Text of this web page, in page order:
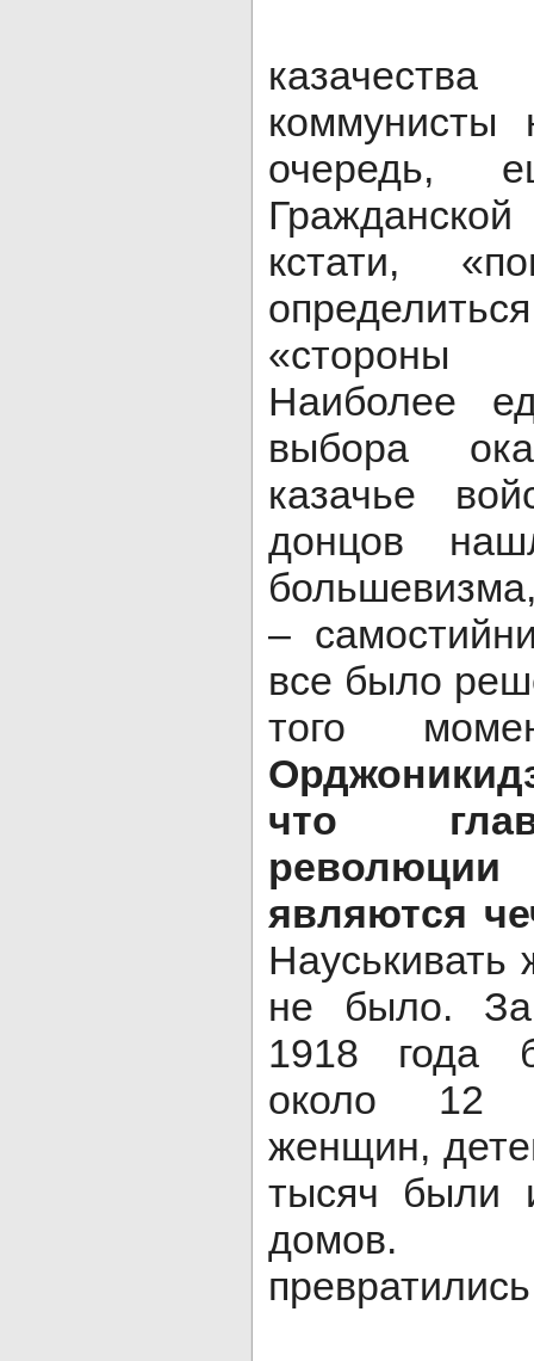
коммунисты
очередь,
кстати,
«стороны
Наиболее
выбора
казачье
донцов
–
все было
того
что
являются
Науськивать
не было. За
1918 года
около 12
женщин,
тысяч были
домов.